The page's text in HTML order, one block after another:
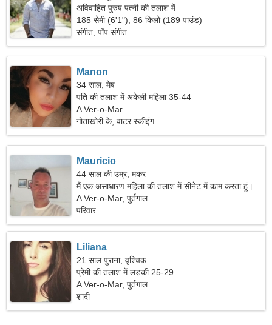
अविवाहित पुरुष पत्नी की तलाश में
185 सेमी (6'1"), 86 किलो (189 पाउंड)
संगीत, पॉप संगीत
Manon
34 साल, मेष
पति की तलाश में अकेली महिला 35-44
A Ver-o-Mar
गोताखोरी के, वाटर स्कीइंग
Mauricio
44 साल की उम्र, मकर
मैं एक असाधारण महिला की तलाश में सीनेट में काम करता हूं।
A Ver-o-Mar, पुर्तगाल
परिवार
Liliana
21 साल पुराना, वृश्चिक
प्रेमी की तलाश में लड़की 25-29
A Ver-o-Mar, पुर्तगाल
शादी